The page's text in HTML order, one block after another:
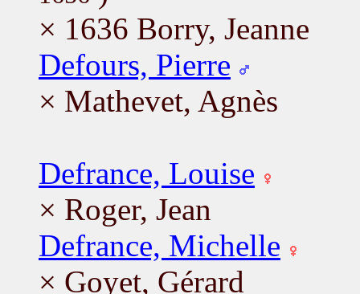
× 1636 Borry, Jeanne
Defours, Pierre
× Mathevet, Agnès
Defrance, Louise
× Roger, Jean
Defrance, Michelle
× Goyet, Gérard